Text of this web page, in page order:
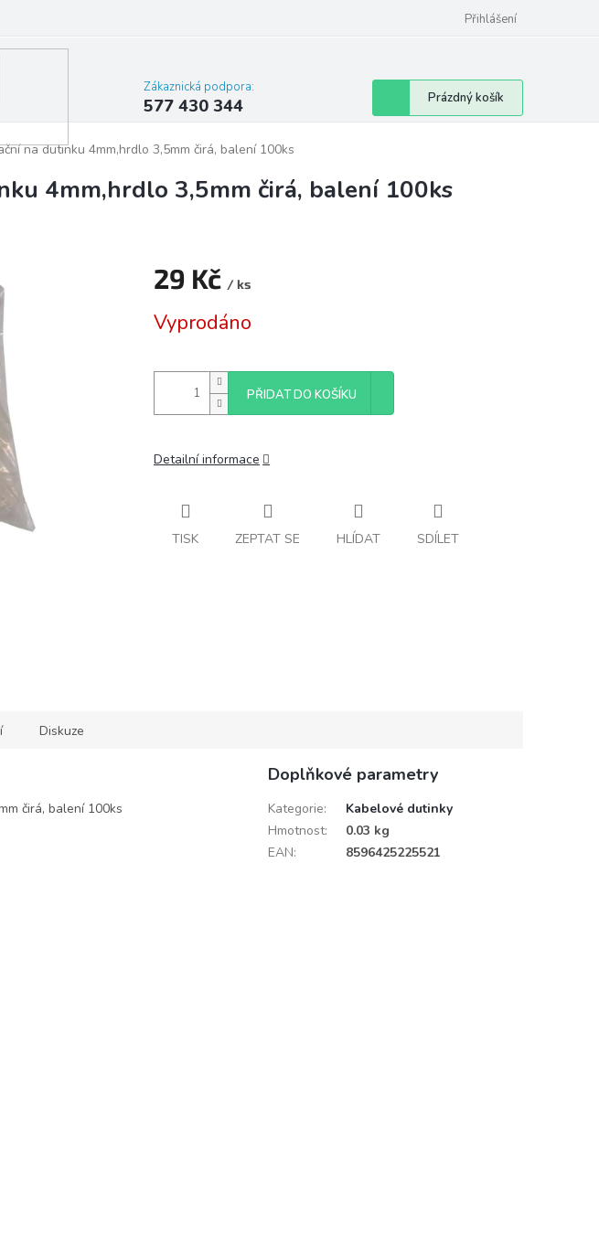
Přihlášení
Zákaznická podpora:
577 430 344
Nákupní
košík
Prázdný košík
na dutinku 4mm,hrdlo 3,5mm čirá, balení 100ks
4mm,hrdlo 3,5mm čirá, balení 100ks
29 Kč / ks
cena:
Vyprodáno
PŘIDAT DO KOŠÍKU
Detailní informace
TISK ZEPTAT SE HLÍDAT SDÍLET
Diskuze
čirá, balení 100ks
Doplňkové parametry
Kategorie:
Kabelové dutinky
Hmotnost:
0.03 kg
EAN: 8596425225521